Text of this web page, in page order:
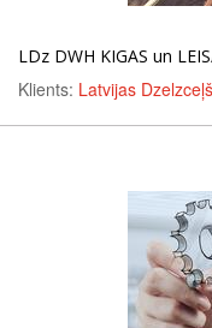
LDz DWH KIGAS un
Klients: Latvijas Dzelzceļš